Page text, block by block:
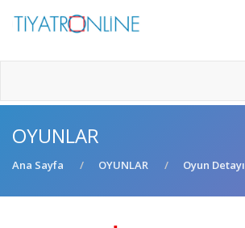
OYUNLAR
Ana Sayfa OYUNLAR Oyun Detayı